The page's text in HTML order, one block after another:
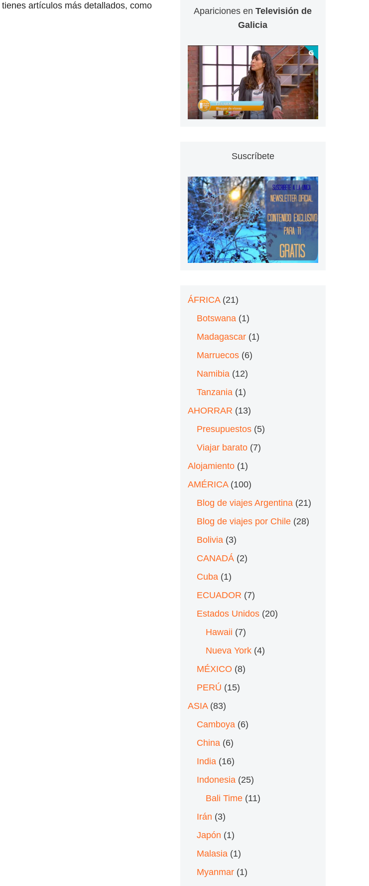
tienes artículos más detallados, como
Apariciones enTelevisión de
Galicia
Suscríbete
ÁFRICA(21)
Botswana(1)
Madagascar(1)
Marruecos(6)
Namibia(12)
Tanzania(1)
AHORRAR (13)
Presupuestos(5)
Viajar barato(7)
Alojamiento(1)
AMÉRICA(100)
Blog de viajes Argentina(21)
Blog de viajes por Chile(28)
Bolivia(3)
CANADÁ(2)
Cuba(1)
ECUADOR (7)
Estados Unidos(20)
Hawaii (7)
Nueva York(4)
MÉXICO (8)
PERÚ (15)
ASIA(83)
Camboya(6)
China(6)
India(16)
Indonesia(25)
Bali Time(11)
Irán (3)
Japón (1)
Malasia(1)
Myanmar(1)